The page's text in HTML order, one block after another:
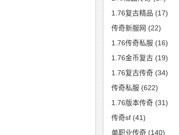
1.76复古精品 (17)
传奇新服网 (22)
1.76传奇私服 (16)
1.76金币复古 (19)
1.76复古传奇 (34)
传奇私服 (622)
1.76版本传奇 (31)
传奇sf (41)
单职业传奇 (140)